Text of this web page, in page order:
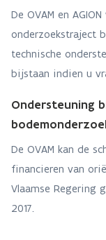
De OVAM en
onderzoekstraject
technische
bijstaan indien u
Ondersteuning
De OVAM kan de
financieren van
Vlaamse Regering
2017.